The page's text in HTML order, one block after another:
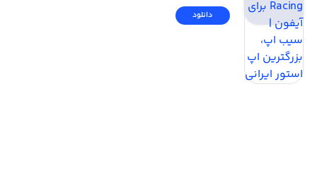
دانلود